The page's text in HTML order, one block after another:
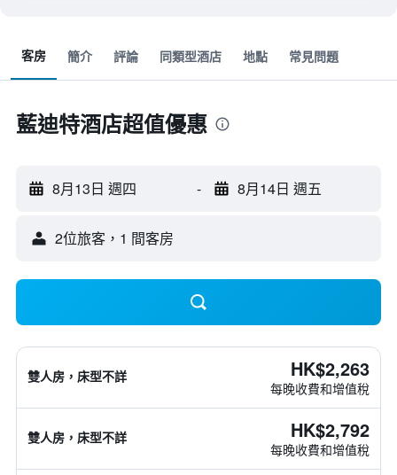
客房 簡介 評論 同類型酒店 地點 常見問題
藍迪特酒店超值優惠
8月13日 週四 - 8月14日 週五
2位旅客，1 間客房
雙人房，床型不詳 HK$2,263
每晚收費和增值稅
雙人房，床型不詳 HK$2,792
每晚收費和增值稅